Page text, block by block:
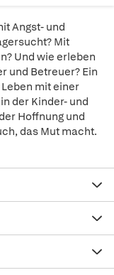
Angst- und
Mit
Und wie erleben
und Betreuer? Ein
mit einer
der Kinder- und
Hoffnung und
das Mut macht.